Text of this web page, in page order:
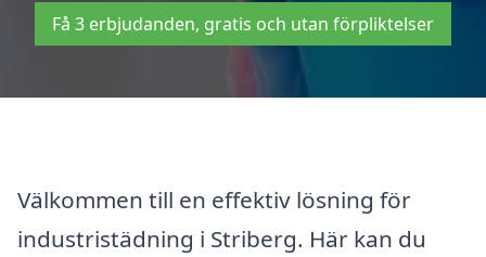
Få 3 erbjudanden, gratis och utan förpliktelser
Välkommen till en effektiv lösning för
industristädning i Striberg. Här kan du